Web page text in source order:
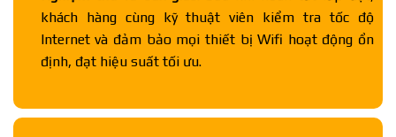
khách hàng cùng kỹ thuật viên kiểm tra tốc độ
Internet và đảm bảo mọi thiết bị Wifi hoạt động ổn
định, đạt hiệu suất tối ưu.